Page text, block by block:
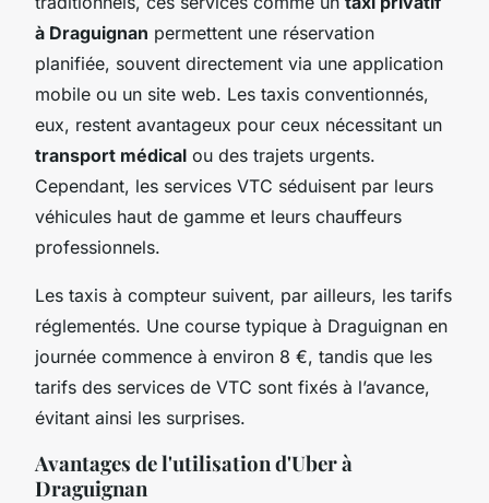
à Draguignan permettent une réservation
planifiée, souvent directement via une application
mobile ou un site web. Les taxis conventionnés,
eux, restent avantageux pour ceux nécessitant un
transport médical ou des trajets urgents.
Cependant, les services VTC séduisent par leurs
véhicules haut de gamme et leurs chauffeurs
professionnels.
Les taxis à compteur suivent, par ailleurs, les tarifs
réglementés. Une course typique à Draguignan en
journée commence à environ 8 €, tandis que les
tarifs des services de VTC sont fixés à l’avance,
évitant ainsi les surprises.
Avantages de l'utilisation d'Uber à
Draguignan